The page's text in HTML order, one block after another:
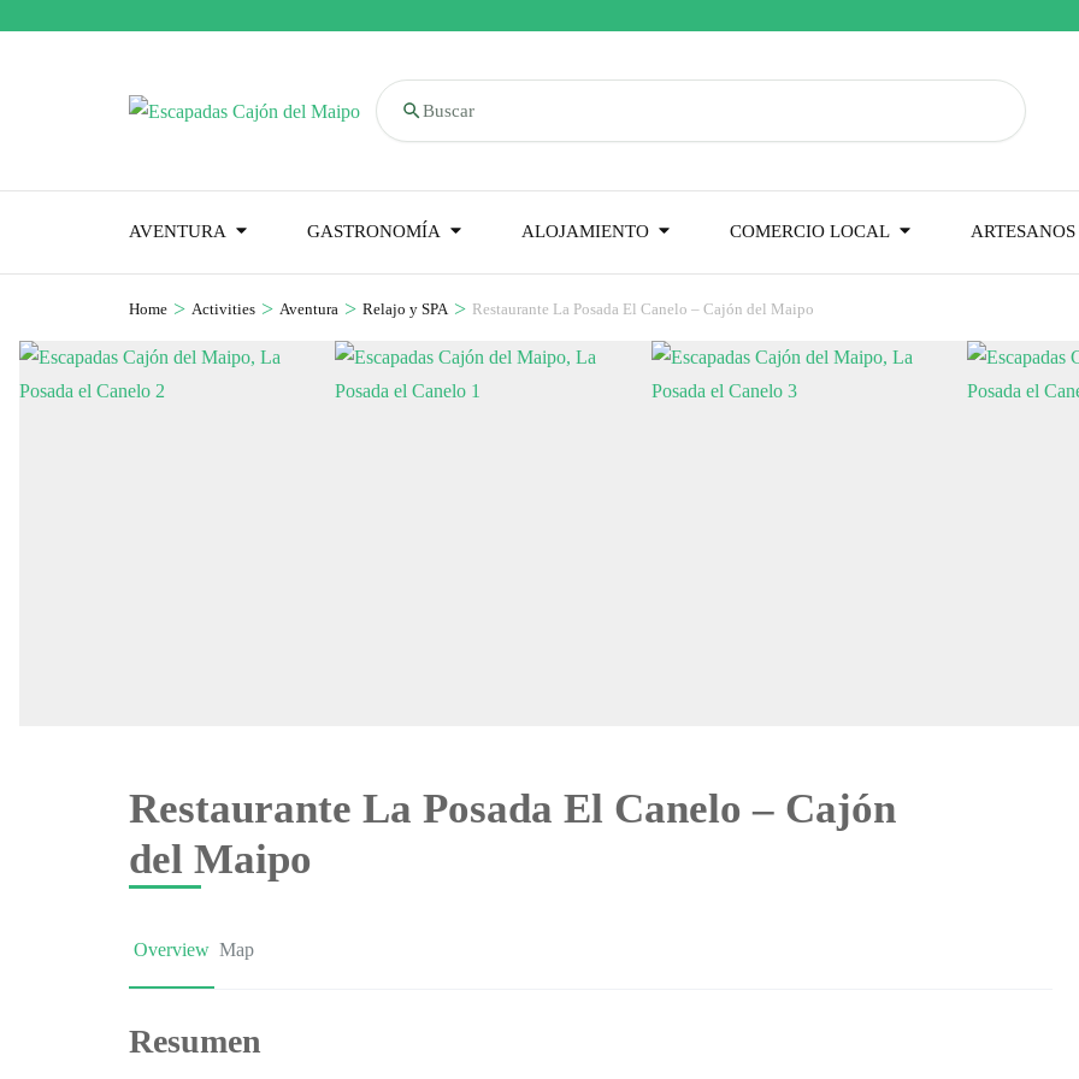
Buscar
AVENTURA GASTRONOMÍA ALOJAMIENTO COMERCIO LOCAL
Home > Activities > Aventura > Relajo y SPA > Restaurante La Posada El Canelo – Cajón del Maipo
Restaurante La Posada El Canelo – Cajón
del Maipo
Overview Map
Resumen